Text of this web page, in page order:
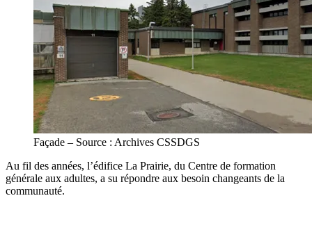
Façade – Source : Archives CSSDGS
Au fil des années, l’édifice La Prairie, du Centre de formation
générale aux adultes, a su répondre aux besoin changeants de la
communauté.